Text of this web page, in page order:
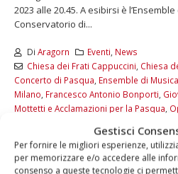
Gestisci
Per fornire le migliori esperienze,
per memorizzare e/o accedere alle
consenso a queste tecnologie ci
2023 alle 20.45. A esibirsi è
Conservatorio di...
Di Aragorn Eventi News
Chiesa dei Frati Cappuccini Chiesa
Concerto di Pasqua Ensemble di
Milano Francesco Antonio Bonporti
Mottetti e Acclamazioni per la Pasqua
Commenti disabilitati
LEGGI DI PIÙ...